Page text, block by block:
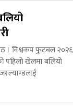
। विश्वकप फुटबल २०२६
पहिलो खेलमा बलियो